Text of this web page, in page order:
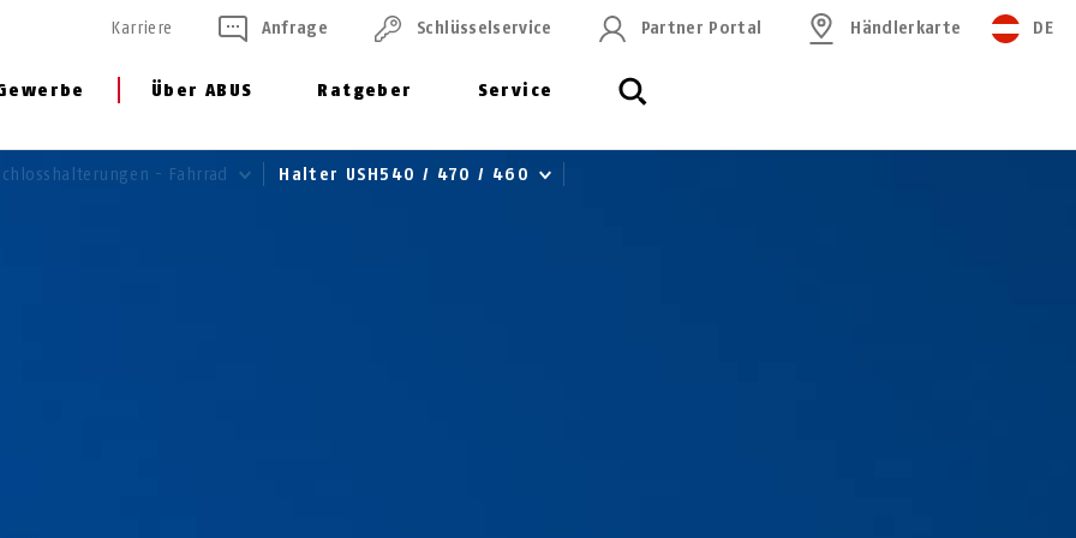
Über ABUS Ratgeber Service
Karriere Anfrage Schlüssel­service Partner Portal Händlerkarte DE
- Fahrrad Halter USH540 / 470 / 460